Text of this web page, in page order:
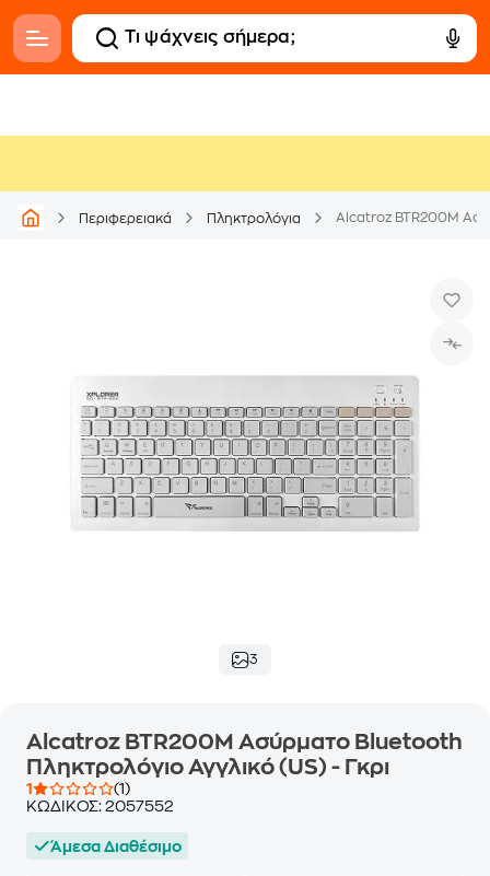
Περιφερειακά Πληκτρολόγια
3
Alcatroz BTR200M Ασύρματο Bluetooth
Πληκτρολόγιο Αγγλικό (US) - Γκρι
1
(1)
ΚΩΔΙΚΟΣ: 2057552
Άμεσα Διαθέσιμο